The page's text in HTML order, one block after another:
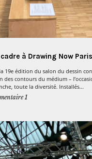
à Drawing Now
19e édition du salon du dessin
contours du médium –
toute la diversité. Installés...
1